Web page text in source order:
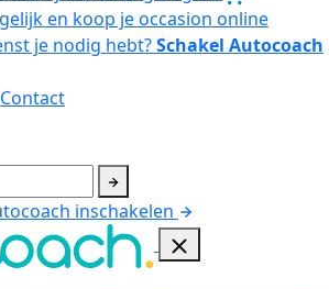
en koop je occasion online
je nodig hebt?Schakel Autocoach
Contact
inschakelen